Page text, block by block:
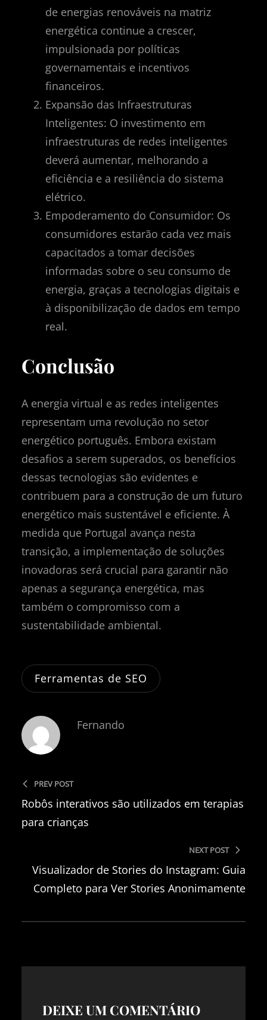
de energias renováveis na matriz
energética continue a crescer,
impulsionada por políticas
governamentais e incentivos
financeiros.
Expansão das Infraestruturas
Inteligentes: O investimento em
infraestruturas de redes inteligentes
deverá aumentar, melhorando a
eficiência e a resiliência do sistema
elétrico.
Empoderamento do Consumidor: Os
consumidores estarão cada vez mais
capacitados a tomar decisões
informadas sobre o seu consumo de
energia, graças a tecnologias digitais e
à disponibilização de dados em tempo
real.
Conclusão
A energia virtual e as redes inteligentes
representam uma revolução no setor
energético português. Embora existam
desafios a serem superados, os benefícios
dessas tecnologias são evidentes e
contribuem para a construção de um futuro
energético mais sustentável e eficiente. À
medida que Portugal avança nesta
transição, a implementação de soluções
inovadoras será crucial para garantir não
apenas a segurança energética, mas
também o compromisso com a
sustentabilidade ambiental.
Ferramentas de SEO
Fernando
PREV POST
Robôs interativos são utilizados em terapias
para crianças
NEXT POST
Visualizador de Stories do Instagram: Guia
Completo para Ver Stories Anonimamente
DEIXE UM COMENTÁRIO